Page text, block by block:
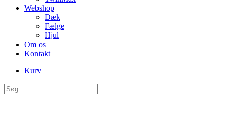
Webshop
Dæk
Fælge
Hjul
Om os
Kontakt
Kurv